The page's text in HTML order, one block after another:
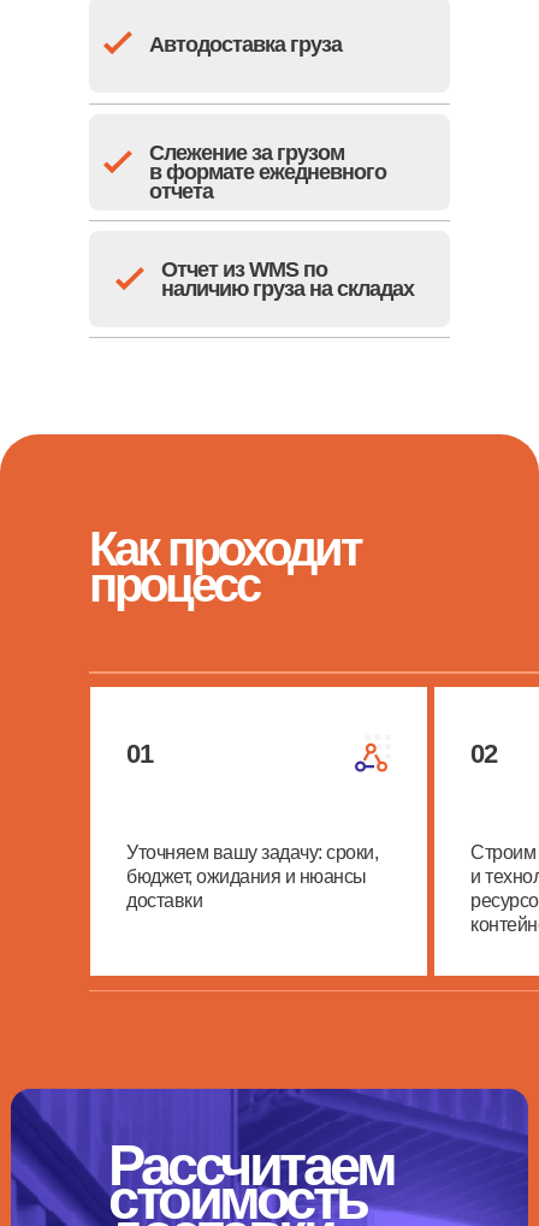
Автодоставка груза
Слежение за грузом
в формате ежедневного
отчета
Отчет из WMS по
наличию груза на складах
Как проходит
процесс
Уточняем вашу задачу: сроки,
бюджет, ожидания и нюансы
доставки
Строим
и
01 02
Рассчитаем
стоимость